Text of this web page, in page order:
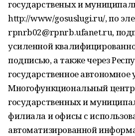
государственых и
http://www/gosuslugi.ru/, по
rpnrb02@rpnrb.ufanet.ru,
усиленной
подписью, а также через
государственное
Многофункциональный
государственных и
филиала и офисы с
автоматизированной